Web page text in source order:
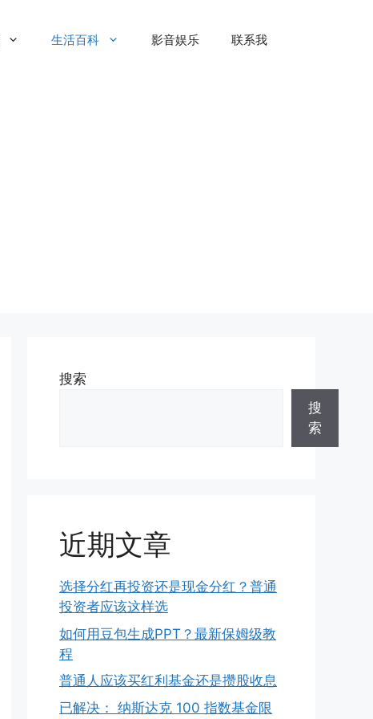
生活百科 影音娱乐 联系我
搜索
搜
索
近期文章
选择分红再投资还是现金分红？普通
投资者应该这样选
如何用豆包生成PPT？最新保姆级教
程
普通人应该买红利基金还是攒股收息
已解决： 纳斯达克 100 指数基金限